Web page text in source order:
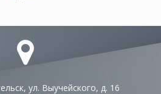
ул. Выучейского, д. 16